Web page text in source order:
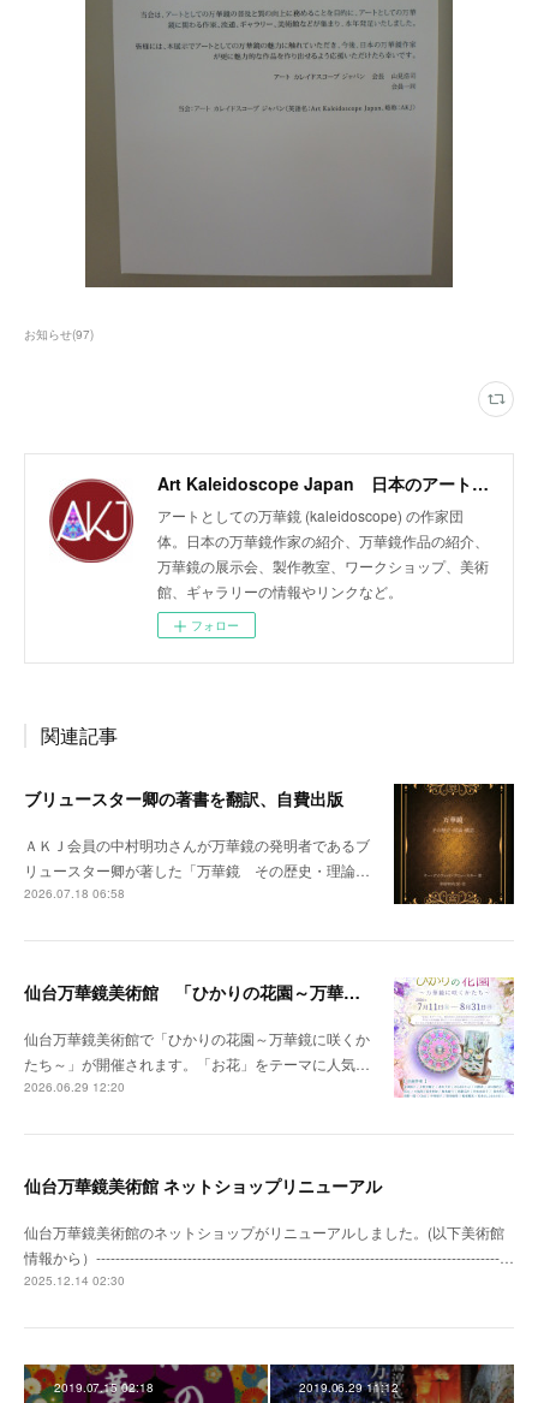
お知らせ(97)
Art Kaleidoscope Japan 日本のアート万華鏡の作家団体
アートとしての万華鏡 (kaleidoscope) の作家団
体。日本の万華鏡作家の紹介、万華鏡作品の紹介、
万華鏡の展示会、製作教室、ワークショップ、美術
館、ギャラリーの情報やリンクなど。
フォロー
関連記事
ブリュースター卿の著書を翻訳、自費出版
ＡＫＪ会員の中村明功さんが万華鏡の発明者であるブ
リュースター卿が著した「万華鏡 その歴史・理論…
2026.07.18 06:58
仙台万華鏡美術館 「ひかりの花園～万華鏡に咲くかたち～」開催のお知らせ
仙台万華鏡美術館で「ひかりの花園～万華鏡に咲くか
たち～」が開催されます。「お花」をテーマに人気…
2026.06.29 12:20
仙台万華鏡美術館 ネットショップリニューアル
仙台万華鏡美術館のネットショップがリニューアルしました。(以下美術館
情報から）------------------------------------------------------------------------------------…
2025.12.14 02:30
2019.07.15 02:18 2019.06.29 11:12